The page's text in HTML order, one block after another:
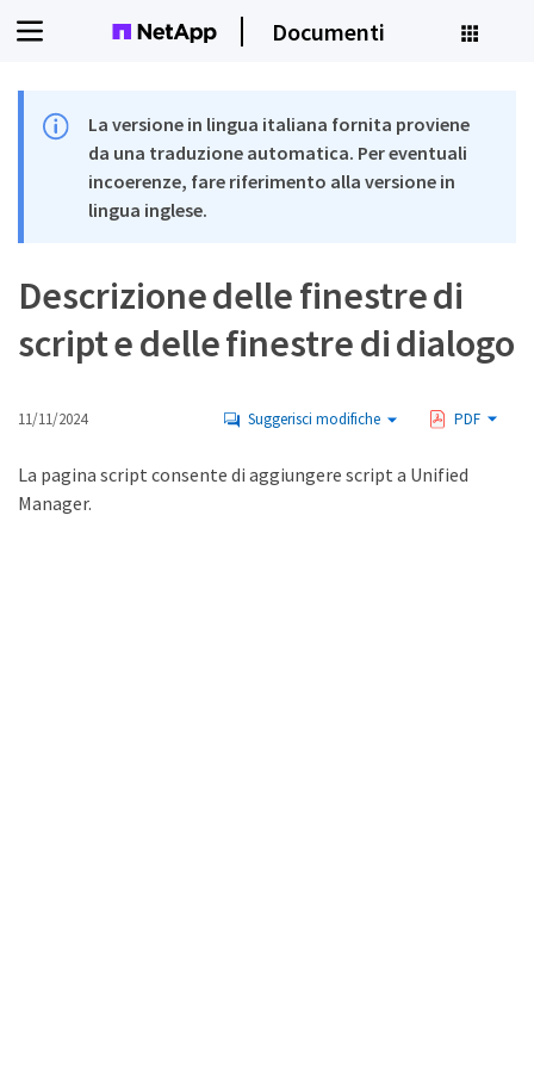
Documenti
La versione in lingua italiana fornita proviene
da una traduzione automatica. Per eventuali
incoerenze, fare riferimento alla versione in
lingua inglese.
Descrizione delle finestre di
script e delle finestre di dialogo
11/11/2024 Suggerisci modifiche PDF
La pagina script consente di aggiungere script a Unified
Manager.